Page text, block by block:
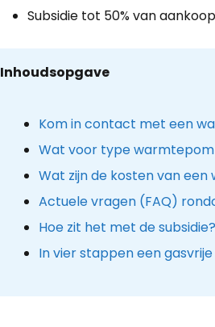
Subsidie tot 50% van
Inhoudsopgave
Kom in contact met een
Wat voor type
Wat zijn de kosten van
Actuele vragen (FAQ)
Hoe zit het met de subsidie?
In vier stappen een